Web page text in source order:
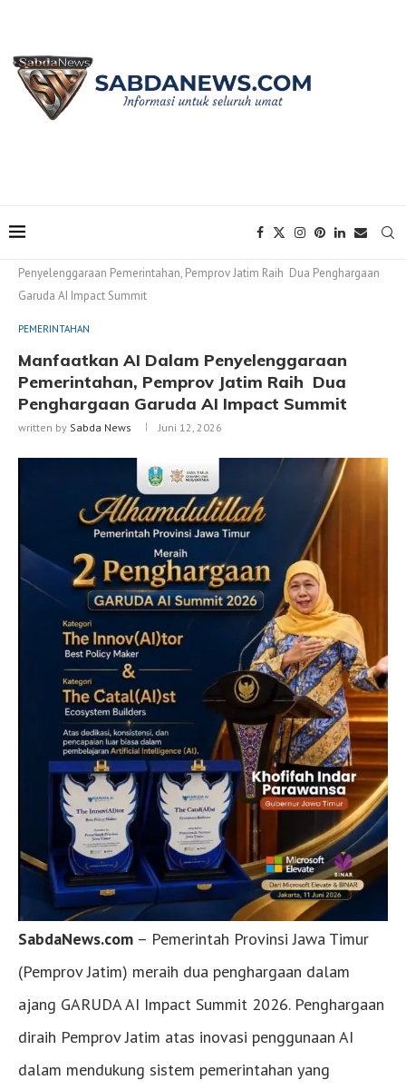
Penyelenggaraan Pemerintahan, Pemprov Jatim Raih Dua Penghargaan
Garuda AI Impact Summit
PEMERINTAHAN
Manfaatkan AI Dalam Penyelenggaraan
Pemerintahan, Pemprov Jatim Raih Dua
Penghargaan Garuda AI Impact Summit
written by Sabda News Juni 12, 2026
SabdaNews.com – Pemerintah Provinsi Jawa Timur
(Pemprov Jatim) meraih dua penghargaan dalam
ajang GARUDA AI Impact Summit 2026. Penghargaan
diraih Pemprov Jatim atas inovasi penggunaan AI
dalam mendukung sistem pemerintahan yang